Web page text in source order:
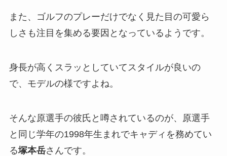
また、ゴルフのプレーだけでなく見た目の可愛ら
しさも注目を集める要因となっているようです。
身長が高くスラッとしていてスタイルが良いの
で、モデルの様ですよね。
そんな原選手の彼氏と噂されているのが、原選手
と同じ学年の1998年生まれでキャディを務めてい
る塚本岳さんです。